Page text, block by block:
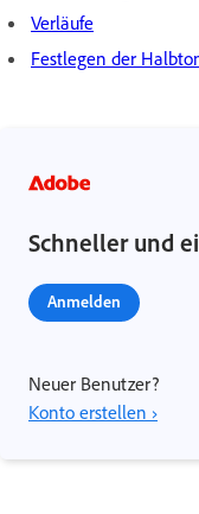
Verläufe
Festlegen der
Schneller und
Anmelden
Neuer Benutzer?
Konto erstellen ›